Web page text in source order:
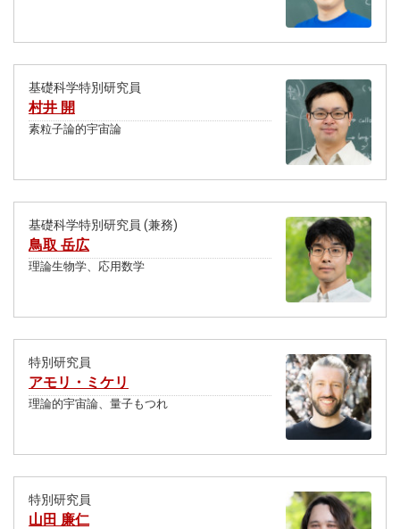
基礎科学特別研究員
村井 開
素粒子論的宇宙論
基礎科学特別研究員 (兼務)
鳥取 岳広
理論生物学、応用数学
特別研究員
アモリ・ミケリ
理論的宇宙論、量子もつれ
特別研究員
山田 廉仁